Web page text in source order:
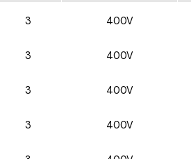
3 400V
3 400V
3 400V
3 400V